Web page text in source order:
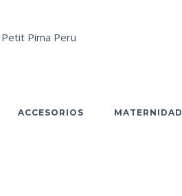
ACCESORIOS MATERNIDAD